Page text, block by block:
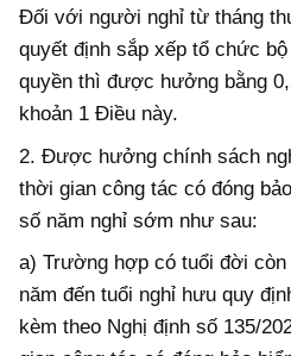
Đối với người nghỉ từ tháng
quyết định sắp xếp tổ chức
quyền thì được hưởng bằng
khoản 1 Điều này.
2. Được hưởng chính sách
thời gian công tác có đóng
số năm nghỉ sớm như sau:
a) Trường hợp có tuổi đời
năm đến tuổi nghỉ hưu quy
kèm theo Nghị định số 135/